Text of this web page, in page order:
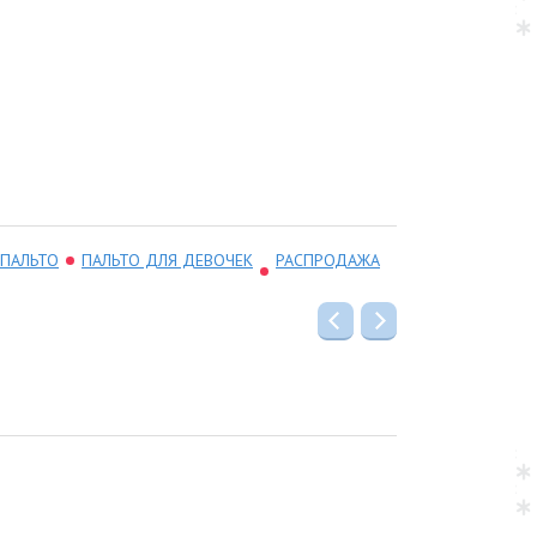
ПАЛЬТО ДЛЯ ДЕВОЧЕК
РАСПРОДАЖА